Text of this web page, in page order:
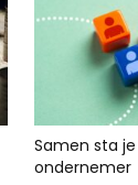
Samen sta
ondernemer